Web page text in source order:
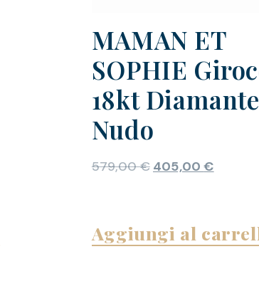
MAMAN ET
SOPHIE
18kt Diamante
Nudo
579,00€ 405,00€
Aggiungi al